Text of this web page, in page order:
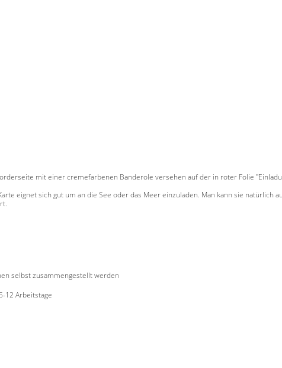
mit einer cremefarbenen Banderole versehen auf der in roter Folie
eignet sich gut um an die See oder das Meer einzuladen. Man kann sie
selbst zusammengestellt werden
12 Arbeitstage